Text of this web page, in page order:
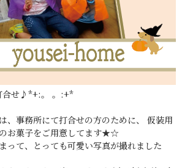
せ♪*+:。 。:+*
、事務所にて打合せの方のために、 仮装用
お菓子をご用意してます★☆
って、とっても可愛い写真が撮れました